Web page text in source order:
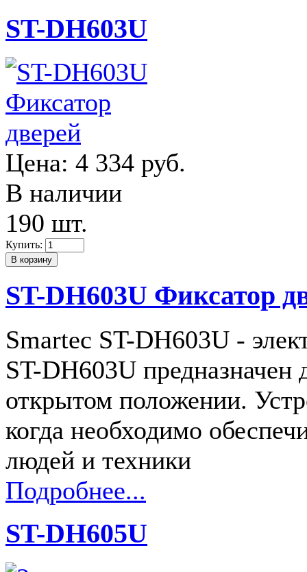
ST-DH603U
Цена: 4 334 руб.
В наличии
190 шт.
Купить:
ST-DH603U Фиксатор
Smartec ST-DH603U -
ST-DH603U предназначен
открытом положении.
когда необходимо
людей и техники
Подробнее...
ST-DH605U